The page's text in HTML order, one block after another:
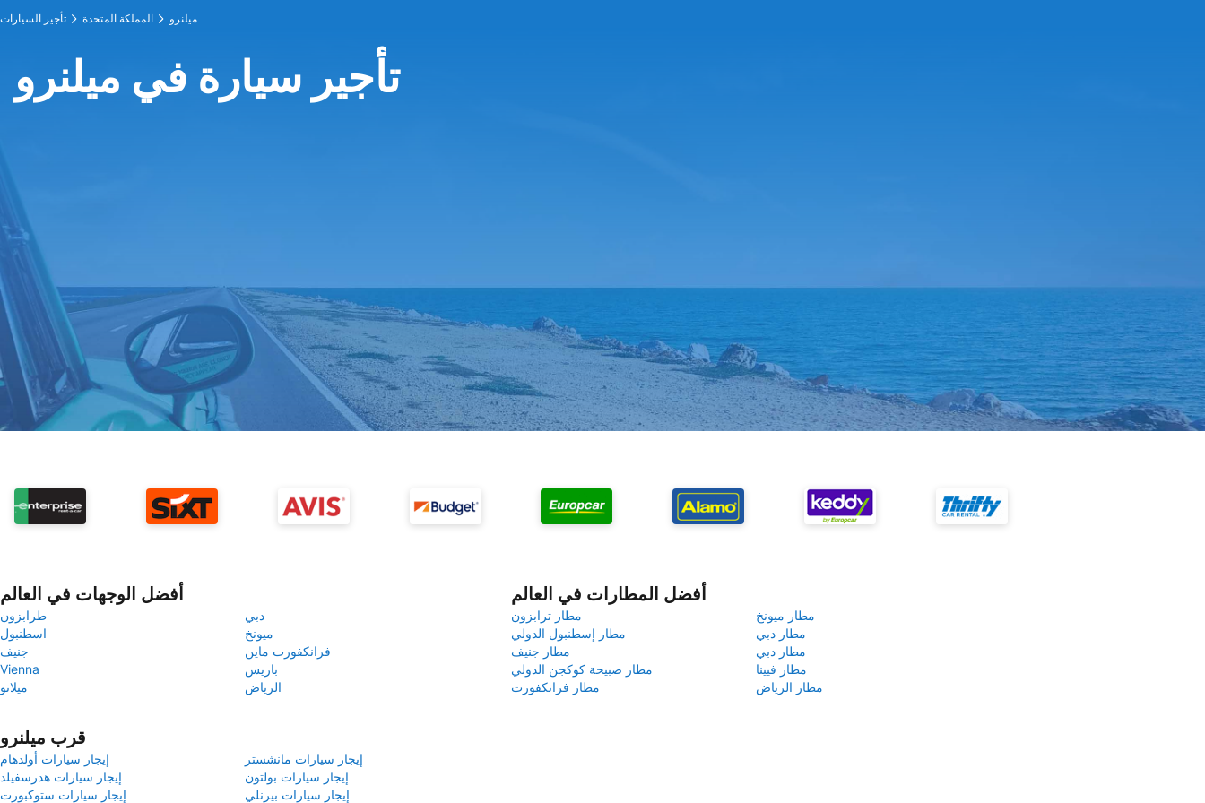
تأجير السيارات المملكة المتحدة ميلنرو
تأجير سيارة في ميلنرو
أفضل الوجهات في العالم
طرابزون
دبي
اسطنبول
ميونخ
جنيف
فرانكفورت ماين
Vienna
باريس
ميلانو
الرياض
أفضل المطارات في العالم
مطار ترابزون
مطار ميونخ
مطار إسطنبول الدولي
مطار دبي
مطار جنيف
مطار دبي
مطار صبيحة كوكجن الدولي
مطار فيينا
مطار فرانكفورت
مطار الرياض
قرب ميلنرو
إيجار سيارات أولدهام
إيجار سيارات مانشستر
إيجار سيارات هدرسفيلد
إيجار سيارات بولتون
إيجار سيارات ستوكبورت
إيجار سيارات بيرنلي